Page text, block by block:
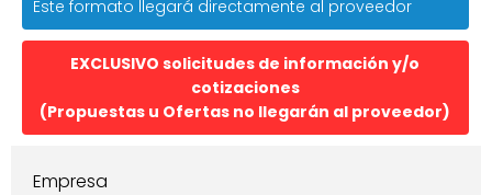
Este formato llegará directamente al proveedor
EXCLUSIVO solicitudes de información y/o
cotizaciones
(Propuestas u Ofertas no llegarán al proveedor)
Empresa